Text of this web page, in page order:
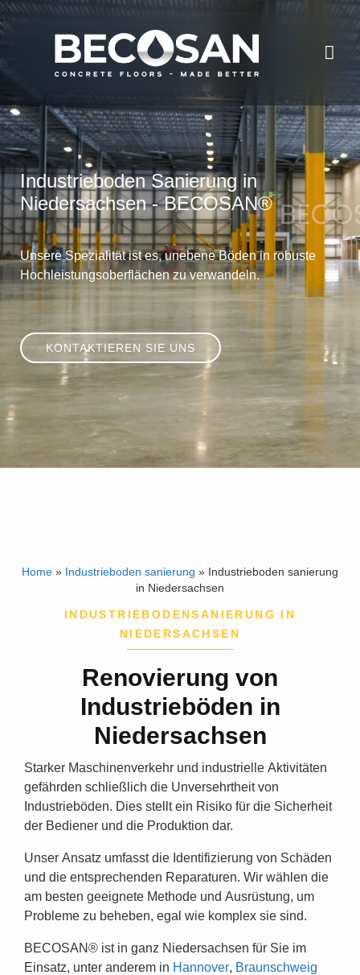
Industrieboden Sanierung in
Niedersachsen - BECOSAN®
Unsere Spezialität ist es, unebene Böden in robuste
Hochleistungsoberflächen zu verwandeln.
KONTAKTIEREN SIE UNS
Home » Industrieboden sanierung » Industrieboden sanierung
in Niedersachsen
INDUSTRIEBODENSANIERUNG IN
NIEDERSACHSEN
Renovierung von
Industrieböden in
Niedersachsen
Starker Maschinenverkehr und industrielle Aktivitäten
gefährden schließlich die Unversehrtheit von
Industrieböden. Dies stellt ein Risiko für die Sicherheit
der Bediener und die Produktion dar.
Unser Ansatz umfasst die Identifizierung von Schäden
und die entsprechenden Reparaturen. Wir wählen die
am besten geeignete Methode und Ausrüstung, um
Probleme zu beheben, egal wie komplex sie sind.
BECOSAN® ist in ganz Niedersachsen für Sie im
Einsatz, unter anderem in Hannover, Braunschweig